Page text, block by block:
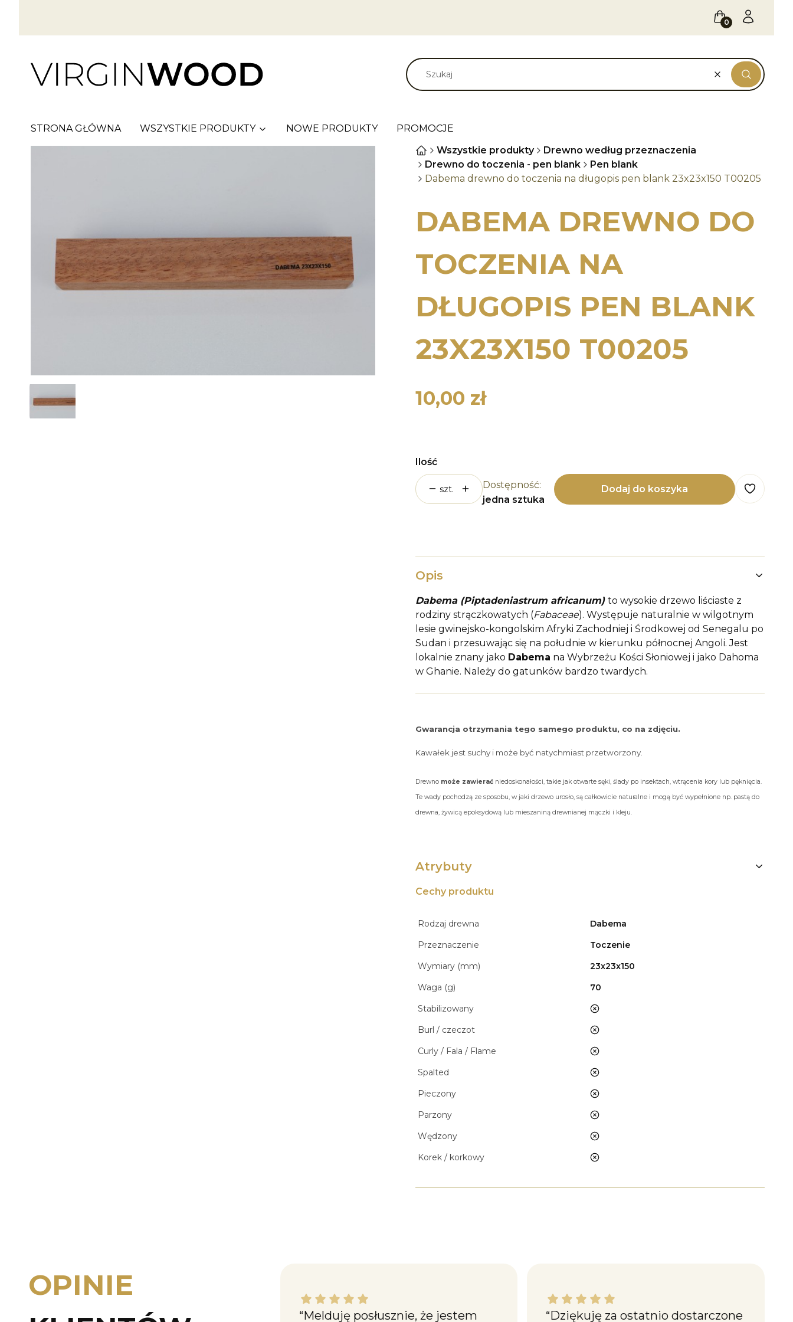
KoszykZaloguj się
WyczyśćSzukaj
STRONA GŁÓWNA WSZYSTKIE PRODUKTY NOWE PRODUKTY
PROMOCJE
Wszystkie produkty
Drewno według przeznaczenia
Drewno do toczenia - pen blank
Pen blank
Dabema drewno do toczenia na długopis pen blank 23x23x150 T00205
DABEMA DREWNO DO
TOCZENIA NA
DŁUGOPIS PEN BLANK
23X23X150 T00205
Cena
10,00 zł
Ilość
szt.
Dostępność:
jedna sztuka
Dodaj do koszyka
Opis
Dabema (Piptadeniastrum africanum) to wysokie drzewo liściaste z
rodziny strączkowatych (Fabaceae). Występuje naturalnie w wilgotnym
lesie gwinejsko-kongolskim Afryki Zachodniej i Środkowej od Senegalu po
Sudan i przesuwając się na południe w kierunku północnej Angoli. Jest
lokalnie znany jako Dabema na Wybrzeżu Kości Słoniowej i jako Dahoma
w Ghanie. Należy do gatunków bardzo twardych.
Gwarancja otrzymania tego samego produktu, co na zdjęciu.
Kawałek jest suchy i może być natychmiast przetworzony.
Drewno może zawierać niedoskonałości, takie jak otwarte sęki, ślady po insektach, wtrącenia kory lub pęknięcia.
Te wady pochodzą ze sposobu, w jaki drzewo urosło, są całkowicie naturalne i mogą być wypełnione np. pastą do
drewna, żywicą epoksydową lub mieszaniną drewnianej mączki i kleju.
Atrybuty
Cechy produktu
Rodzaj drewna
Dabema
Przeznaczenie
Toczenie
Wymiary (mm)
23x23x150
Waga (g)
70
Stabilizowany
nie
Burl / czeczot
nie
Curly / Fala / Flame
nie
Spalted
nie
Pieczony
nie
Parzony
nie
Wędzony
nie
Korek / korkowy
nie
OPINIE
Katarzyna M. dał ocenę: 5
“Melduję posłusznie, że jestem
Maciej W. dał ocenę: 5
“Dziękuję za ostatnio dostarczone